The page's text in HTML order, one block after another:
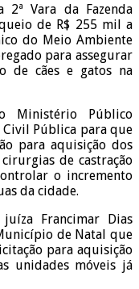
2ª Vara da Fazenda
de R$ 255 mil a
do Meio Ambiente
para assegurar
de cães e gatos na
Ministério Público
Civil Pública para que
para aquisição dos
cirurgias de castração
o incremento
da cidade.
Francimar Dias
de Natal que
para aquisição
unidades móveis já